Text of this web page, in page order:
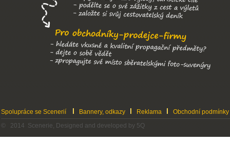
Spolupráce se Scenerií Bannery, odkazy Reklama
Obchodní podmínky
© 2014 Scenerie, Designed and developed by 5Q